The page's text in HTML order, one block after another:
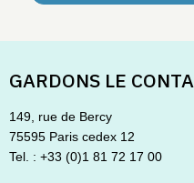
GARDONS LE
149, rue de Bercy
75595 Paris cedex 12
Tel. : +33 (0)1 81 72 17 00